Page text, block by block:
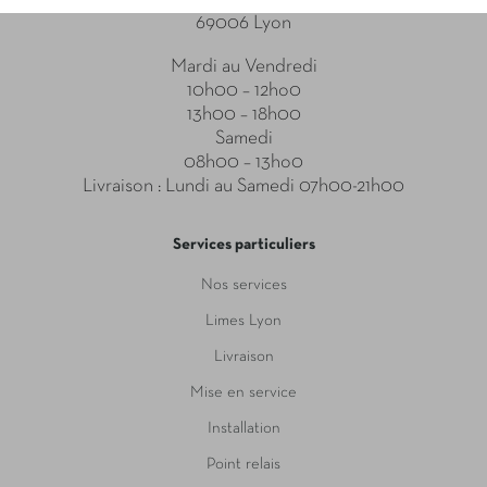
69006 Lyon
Mardi au Vendredi
10h00 – 12ho0
13h00 – 18h00
Samedi
08h00 – 13ho0
Livraison : Lundi au Samedi 07h00-21h00
Services particuliers
Nos services
Limes Lyon
Livraison
Mise en service
Installation
Point relais